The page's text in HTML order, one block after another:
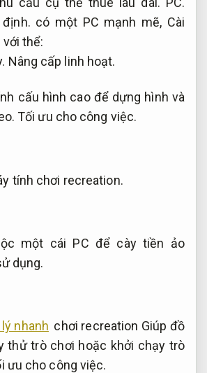
có một PC mạnh mẽ, Cài
với thể:
Nâng cấp linh hoạt.
cấu hình cao để dựng hình và
Tối ưu cho công việc.
tính chơi recreation.
một cái PC để cày tiền ảo
dụng.
nhanh chơi recreation Giúp đồ
thử trò chơi hoặc khởi chạy trò
ưu cho công việc.